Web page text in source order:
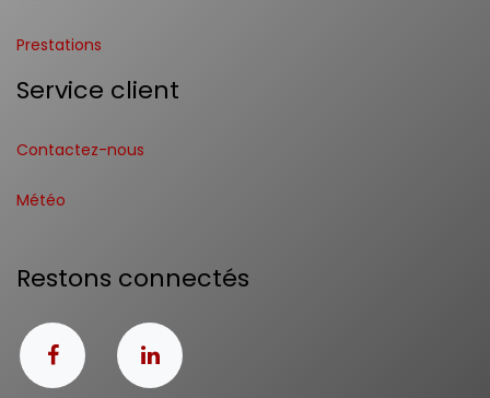
Prestations
Service client
Contactez-nous
Météo
Restons connectés